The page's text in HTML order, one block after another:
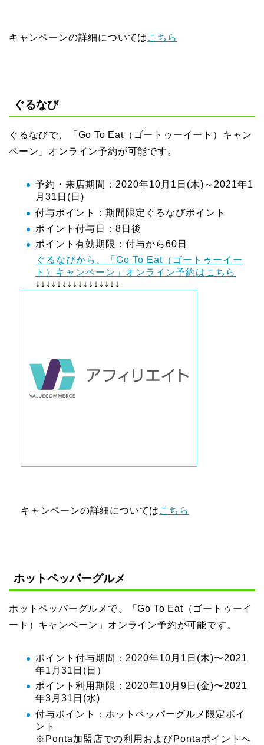
キャンペーンの詳細については こちら
ぐるなび
ぐるなびで、「Go To Eat（ゴートゥーイート）キャン
ペーン」オンライン予約が可能です。
予約・来店期間：2020年10月1日(木)～2021年1
月31日(日)
付与ポイント：期間限定ぐるなびポイント
ポイント付与日：8日後
ポイント有効期限：付与から60日
ぐるなびから、「Go To Eat（ゴートゥーイー
ト）キャンペーン」オンライン予約はこちら
↓↓↓↓↓↓↓↓↓↓↓↓↓↓↓↓
キャンペーンの詳細については こちら
ホットペッパーグルメ
ホットペッパーグルメで、「Go To Eat（ゴートゥーイ
ート）キャンペーン」オンライン予約が可能です。
ポイント付与期間：2020年10月1日(木)〜2021
年1月31日(日）
ポイント利用期限：2020年10月9日(金)〜2021
年3月31日(水)
付与ポイント：ホットペッパーグルメ限定ポイ
ント
※Ponta加盟店での利用およびPontaポイントへ